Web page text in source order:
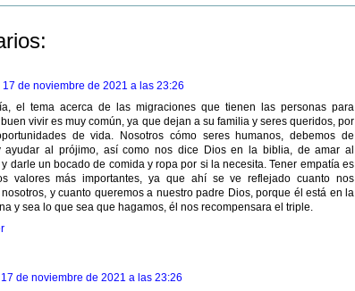
17 de noviembre de 2021 a las 23:26
el tema acerca de las migraciones que tienen las personas para
vivir es muy común, ya que dejan a su familia y seres queridos, por
de vida. Nosotros cómo seres humanos, debemos de
ayudar al prójimo, así como nos dice Dios en la biblia, de amar al
darle un bocado de comida y ropa por si la necesita. Tener empatía es
valores más importantes, ya que ahí se ve reflejado cuanto nos
y cuanto queremos a nuestro padre Dios, porque él está en la
y sea lo que sea que hagamos, él nos recompensara el triple.
17 de noviembre de 2021 a las 23:26